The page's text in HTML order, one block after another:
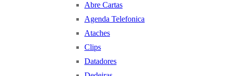
Abre Cartas
Agenda Telefonica
Ataches
Clips
Datadores